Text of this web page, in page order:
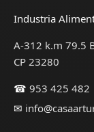
Industria
A-312 k.m 79.5
CP 23280
☎ 953 425 482
✉